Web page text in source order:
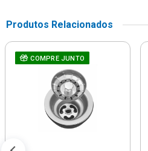
Produtos Relacionados
COMPRE JUNTO